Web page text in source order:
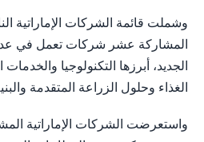
وشملت قائمة الشركات الإماراتية
المشاركة عشر شركات تعمل في
الجديد، أبرزها التكنولوجيا والخدمات
الغذاء وحلول الزراعة المتقدمة
واستعرضت الشركات الإماراتية